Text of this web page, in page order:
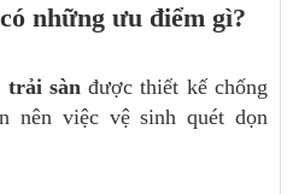
những ưu điểm gì?
trải sànđược thiết kế chống
nên việc vệ sinh quét dọn